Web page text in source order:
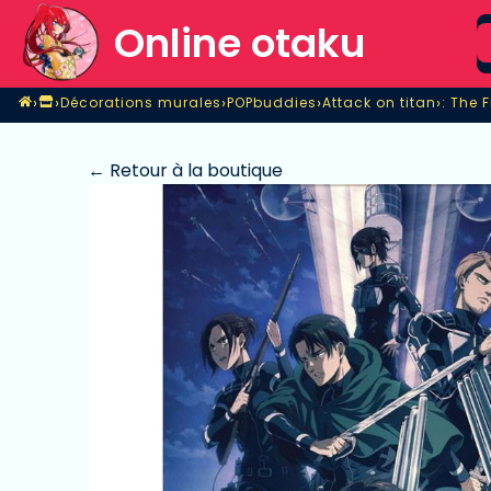
Online otaku
Home
›Magasin
›Décorations murales
Décorations murales›POPbuddies
POPbuddies›Attack on titan
Attack on titan›: The
: The
← Retour à la boutique